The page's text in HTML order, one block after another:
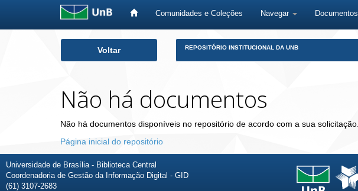
Comunidades e Coleções Navegar Documentos
Voltar REPOSITÓRIO INSTITUCIONAL DA UNB
Não há documentos
Não há documentos disponíveis no repositório de acordo com a sua solicitação.
Página inicial do repositório
Universidade de Brasília - Biblioteca Central
Coordenadoria de Gestão da Informação Digital - GID
(61) 3107-2683